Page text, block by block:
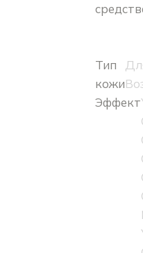
Тип
кожи
Эффект